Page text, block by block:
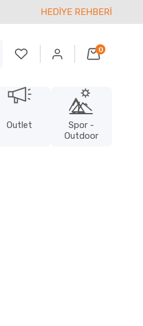
HEDİYE REHBERİ
0
Outlet
Spor -
Outdoor